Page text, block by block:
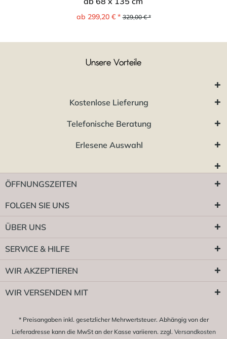
ab 299,20 € * 329,00 € *
Unsere Vorteile
Kostenlose Lieferung
Telefonische Beratung
Erlesene Auswahl
ÖFFNUNGSZEITEN
FOLGEN SIE UNS
ÜBER UNS
SERVICE & HILFE
WIR AKZEPTIEREN
WIR VERSENDEN MIT
* Preisangaben inkl. gesetzlicher Mehrwertsteuer. Abhängig von der
Lieferadresse kann die MwSt an der Kasse variieren. zzgl. Versandkosten